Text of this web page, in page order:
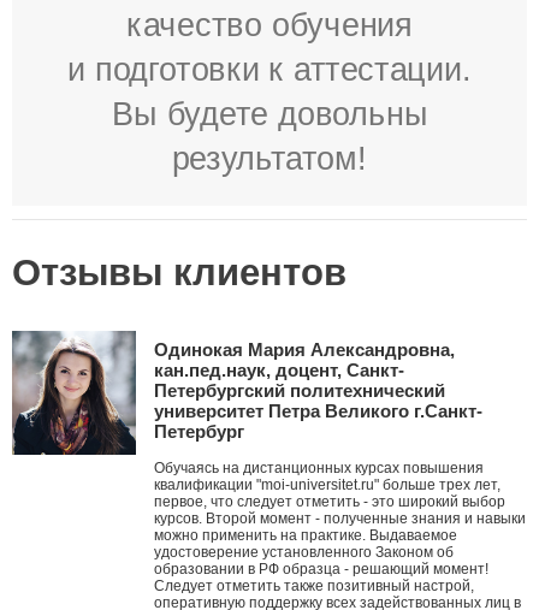
качество обучения
и подготовки к аттестации.
Вы будете довольны
результатом!
Отзывы клиентов
Одинокая Мария Александровна,
кан.пед.наук, доцент, Санкт-
Петербургский политехнический
университет Петра Великого г.Санкт-
Петербург
Обучаясь на дистанционных курсах повышения
квалификации "moi-universitet.ru" больше трех лет,
первое, что следует отметить - это широкий выбор
курсов. Второй момент - полученные знания и навыки
можно применить на практике. Выдаваемое
удостоверение установленного Законом об
образовании в РФ образца - решающий момент!
Следует отметить также позитивный настрой,
оперативную поддержку всех задействованных лиц в